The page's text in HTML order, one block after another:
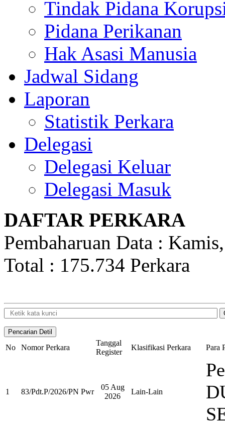
Tindak Pidana
Pidana Perikanan
Hak Asasi Manusia
Jadwal Sidang
Laporan
Statistik Perkara
Delegasi
Delegasi Keluar
Delegasi Masuk
DAFTAR PERKARA
Pembaharuan Data :
Total : 175.734 Perkara
No Nomor Perkara
Tanggal
Register
Klasifikasi Perkara Para
1 83/Pdt.P/2026/PN Pwr
05 Aug
2026
Lain-Lain